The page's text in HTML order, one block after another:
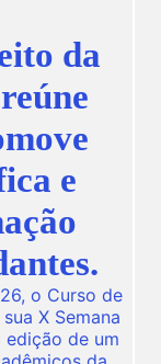
da
e
o Curso de
X Semana
de um